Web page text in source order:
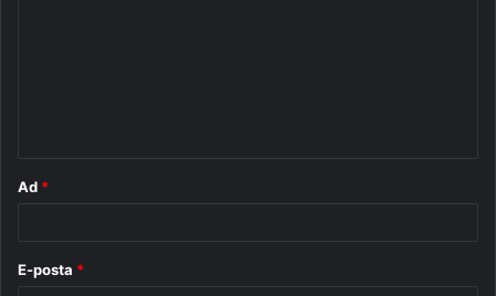
Ad *
E-posta *